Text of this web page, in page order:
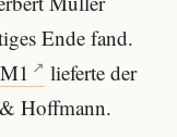
Ende fand.
lieferte der
Hoffmann.